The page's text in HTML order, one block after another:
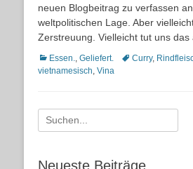
neuen Blogbeitrag zu verfassen
weltpolitischen Lage. Aber
Zerstreuung. Vielleicht tut uns das
Kategorien
Essen., Geliefert. Schlagworte
Curry,
vietnamesisch, Vina
Suche
nach:
Neueste Beiträge